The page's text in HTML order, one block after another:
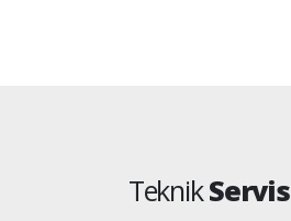
TeknikServis